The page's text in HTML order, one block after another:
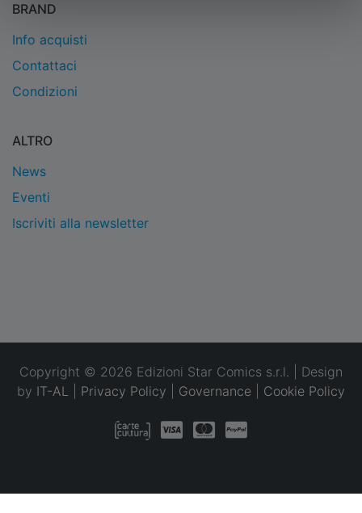
BRAND
Info acquisti
Contattaci
Condizioni
ALTRO
News
Eventi
Iscriviti alla newsletter
Copyright © 2026 Edizioni Star Comics s.r.l. | Design
by IT-AL Privacy Policy Governance Cookie Policy